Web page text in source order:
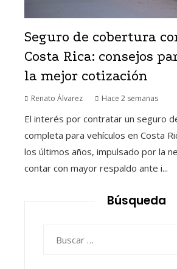
Seguro de cobertura
Costa Rica: consejos
la mejor cotización
Renato Álvarez Hace 2 semanas
El interés por contratar un seguro
completa para vehículos en Costa
los últimos años, impulsado por la
contar con mayor respaldo ante i...
Búsqueda